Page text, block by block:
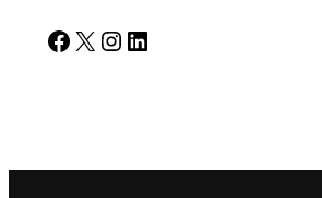
Facebook X Instagram LinkedIn